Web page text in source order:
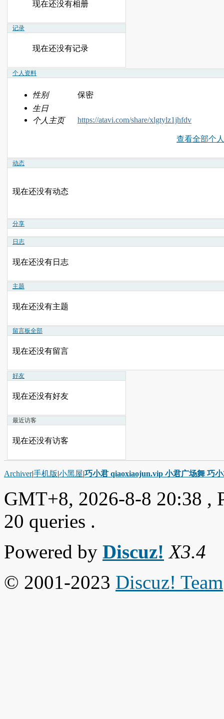
现在还没有相册
记录
现在还没有记录
个人资料
性别
保密
生日
个人主页
https://atavi.com/share/xlgtylz1jhfdv
查看全部个
动态
现在还没有动态
分享
日志
现在还没有日志
主题
现在还没有主题
留言板全部
现在还没有留言
好友
现在还没有好友
最近访客
现在还没有访客
Archiver|手机版|小黑屋|巧小君 qiaoxiaojun.vip 小君广场舞 巧
GMT+8, 2026-8-8 20:38 ,
20 queries .
Powered by Discuz! X3.4
© 2001-2023 Discuz! Team